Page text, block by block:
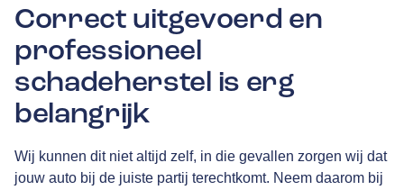
Correct uitgevoerd en
professioneel
schadeherstel is erg
belangrijk
Wij kunnen dit niet altijd zelf, in die gevallen zorgen wij dat
jouw auto bij de juiste partij terechtkomt. Neem daarom bij